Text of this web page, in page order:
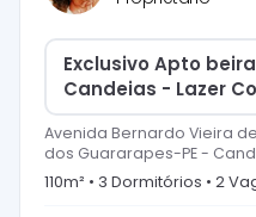
Exclusivo Apto beira
Candeias - Lazer
Avenida Bernardo Vieira
dos Guararapes-PE-
110m² • 3 Dormitórios • 2